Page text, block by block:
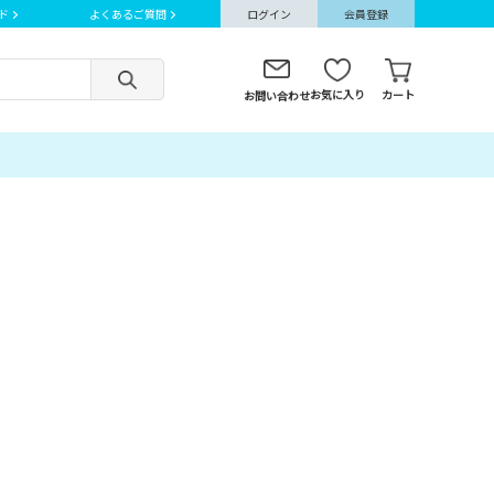
よくあるご質問 ログイン 会員登録
お問い合わせお気に入り カート